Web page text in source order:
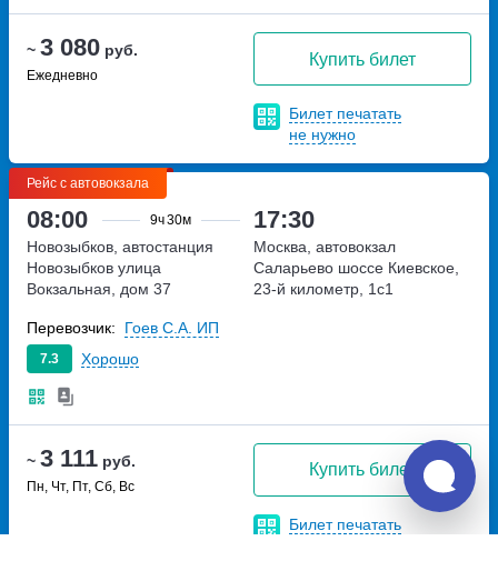
~ 3 080 руб.
Ежедневно
Купить билет
Билет печатать
не нужно
Рейс с автовокзала
08:00 9ч30м 17:30
~ 3 111 руб.
Пн, Чт, Пт, Сб, Вс
Купить билет
Билет печатать
Новозыбков, автостанция
Новозыбков улица
Вокзальная, дом 37
Москва, автовокзал
Саларьево шоссе Киевское,
23-й километр, 1с1
7.3 Хорошо
Перевозчик: Гоев С.А. ИП